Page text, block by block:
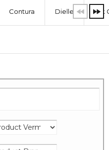
Contura Dielle Dik